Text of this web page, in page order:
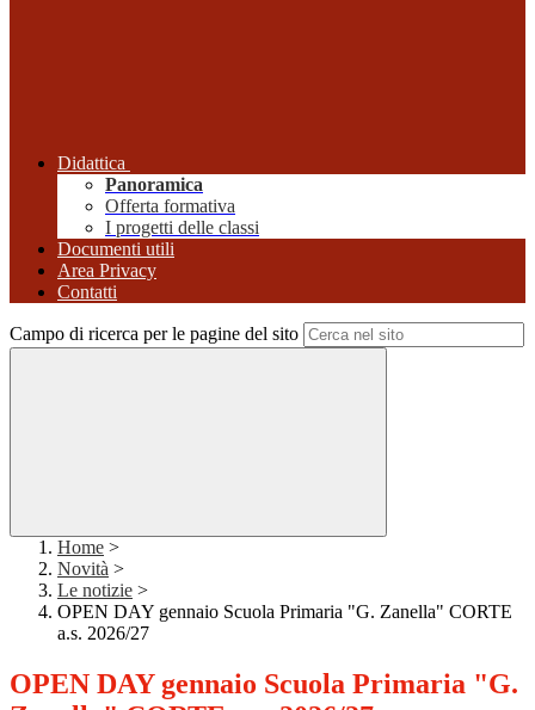
Didattica
Panoramica
Offerta formativa
I progetti delle classi
Documenti utili
Area Privacy
Contatti
Campo di ricerca per le pagine del sito
Home >
Novità >
Le notizie >
OPEN DAY gennaio Scuola Primaria "G. Zanella" CORTE
a.s. 2026/27
OPEN DAY gennaio Scuola Primaria "G.